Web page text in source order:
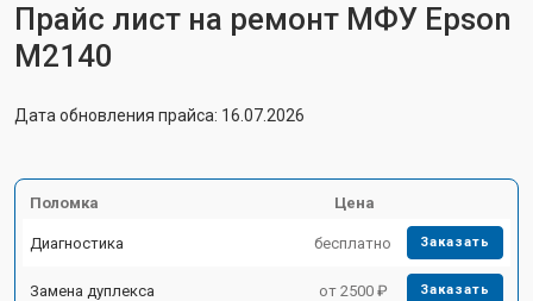
Прайс лист на ремонт МФУ Epson
M2140
Дата обновления прайса: 16.07.2026
Поломка Цена
Диагностика бесплатно Заказать
Замена дуплекса от 2500 ₽ Заказать